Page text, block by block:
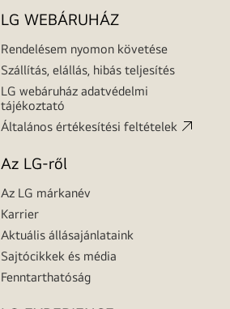
LG WEBÁRUHÁZ
Rendelésem nyomon követése
Szállítás, elállás, hibás teljesítés
LG webáruház adatvédelmi
tájékoztató
Általános értékesítési feltételek
Az LG-ről
Az LG márkanév
Karrier
Aktuális állásajánlataink
Sajtócikkek és média
Fenntarthatóság